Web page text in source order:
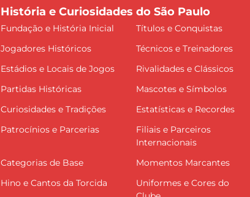
História e Curiosidades do São Paulo
Fundação e História Inicial
Títulos e Conquistas
Jogadores Históricos
Técnicos e Treinadores
Estádios e Locais de Jogos
Rivalidades e Clássicos
Partidas Históricas
Mascotes e Símbolos
Curiosidades e Tradições
Estatísticas e Recordes
Patrocínios e Parcerias
Filiais e Parceiros
Internacionais
Categorias de Base
Momentos Marcantes
Hino e Cantos da Torcida
Uniformes e Cores do